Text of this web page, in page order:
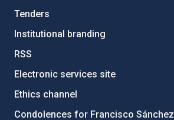
Tenders
Institutional branding
RSS
Electronic services site
Ethics channel
Condolences for Francisco Sánchez